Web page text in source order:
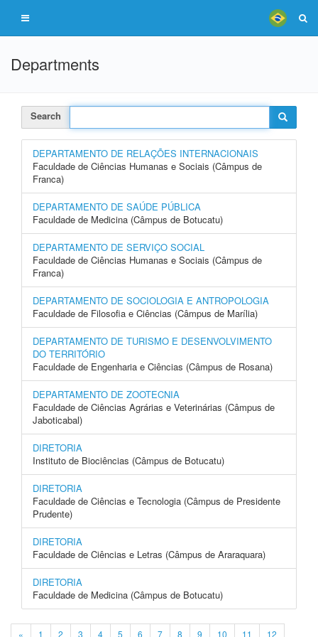
Departments
Search
DEPARTAMENTO DE RELAÇÕES INTERNACIONAIS
Faculdade de Ciências Humanas e Sociais (Câmpus de
Franca)
DEPARTAMENTO DE SAÚDE PÚBLICA
Faculdade de Medicina (Câmpus de Botucatu)
DEPARTAMENTO DE SERVIÇO SOCIAL
Faculdade de Ciências Humanas e Sociais (Câmpus de
Franca)
DEPARTAMENTO DE SOCIOLOGIA E ANTROPOLOGIA
Faculdade de Filosofia e Ciências (Câmpus de Marília)
DEPARTAMENTO DE TURISMO E DESENVOLVIMENTO
DO TERRITÓRIO
Faculdade de Engenharia e Ciências (Câmpus de Rosana)
DEPARTAMENTO DE ZOOTECNIA
Faculdade de Ciências Agrárias e Veterinárias (Câmpus de
Jaboticabal)
DIRETORIA
Instituto de Biociências (Câmpus de Botucatu)
DIRETORIA
Faculdade de Ciências e Tecnologia (Câmpus de Presidente
Prudente)
DIRETORIA
Faculdade de Ciências e Letras (Câmpus de Araraquara)
DIRETORIA
Faculdade de Medicina (Câmpus de Botucatu)
« 1 2 3 4 5 6 7 8 9 10 11 12